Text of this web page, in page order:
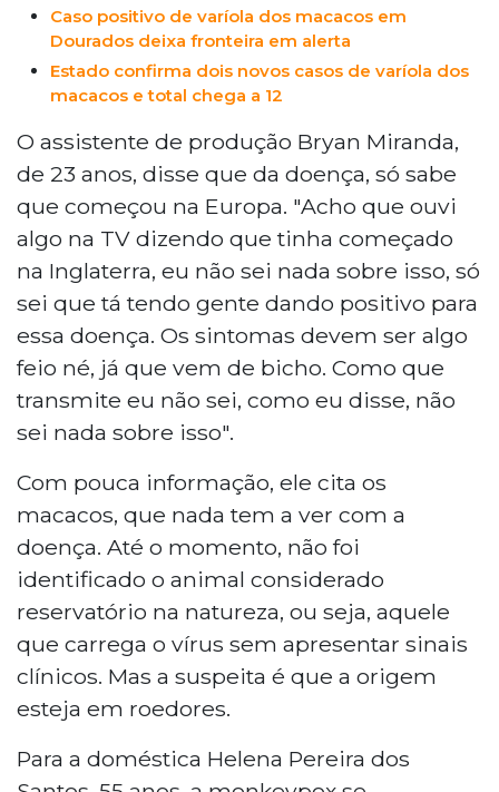
Caso positivo de varíola dos macacos em
Dourados deixa fronteira em alerta
Estado confirma dois novos casos de varíola dos
macacos e total chega a 12
O assistente de produção Bryan Miranda,
de 23 anos, disse que da doença, só sabe
que começou na Europa. "Acho que ouvi
algo na TV dizendo que tinha começado
na Inglaterra, eu não sei nada sobre isso, só
sei que tá tendo gente dando positivo para
essa doença. Os sintomas devem ser algo
feio né, já que vem de bicho. Como que
transmite eu não sei, como eu disse, não
sei nada sobre isso".
Com pouca informação, ele cita os
macacos, que nada tem a ver com a
doença. Até o momento, não foi
identificado o animal considerado
reservatório na natureza, ou seja, aquele
que carrega o vírus sem apresentar sinais
clínicos. Mas a suspeita é que a origem
esteja em roedores.
Para a doméstica Helena Pereira dos